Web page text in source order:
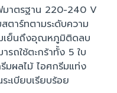
มาตรฐาน 220-240 V
าร์ทตามระดับความ
มเย็นถึงอุณหภูมิติดลบ
รถใช้ตะกร้าทั้ง 5 ใบ
มผลไม้ ไอศกรีมแท่ง
ะเบียบเรียบร้อย